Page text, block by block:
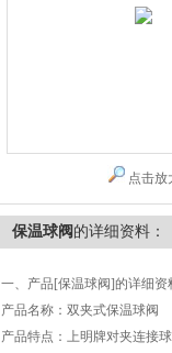
点击放
保温球阀 的详细资料：
一、产品[保温球阀]的详细资
产品名称：双夹式保温球阀
产品特点：上明牌对夹连接